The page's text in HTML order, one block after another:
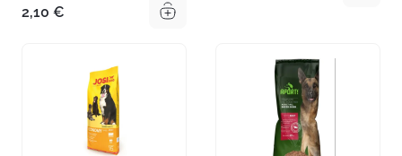
2,10 €